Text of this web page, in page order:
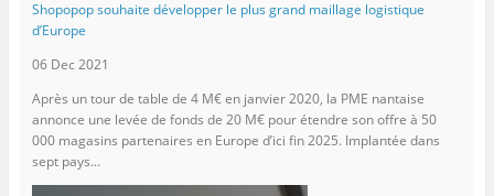
Shopopop souhaite développer le plus grand maillage logistique
d’Europe
06 Dec 2021
Après un tour de table de 4 M€ en janvier 2020, la PME nantaise
annonce une levée de fonds de 20 M€ pour étendre son offre à 50
000 magasins partenaires en Europe d’ici fin 2025. Implantée dans
sept pays...